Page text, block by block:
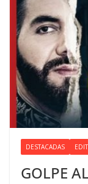
DESTACADAS
GOLPE